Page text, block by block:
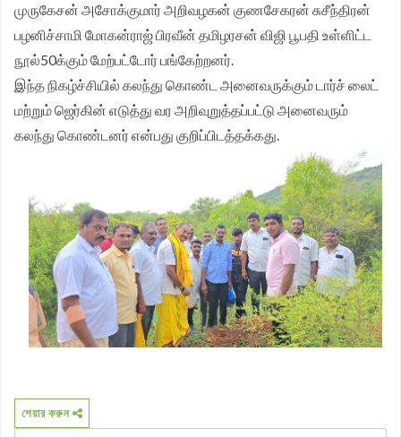
முருகேசன் அசோக்குமார் அறிவழகன் குணசேகரன் சுசீந்திரன்
பழனிச்சாமி மோகன்ராஜ் பிரவீன் தமிழரசன் விஜி பூபதி உள்ளிட்ட
நூல்50க்கும் மேற்பட்டோர் பங்கேற்றனர்.
இந்த நிகழ்ச்சியில் கலந்து கொண்ட அனைவருக்கும் டார்ச் லைட்
மற்றும் ஜெர்கின் எடுத்து வர அறிவுறுத்தப்பட்டு அனைவரும்
கலந்து கொண்டனர் என்பது குறிப்பிடத்தக்கது.
শেয়ার করুন